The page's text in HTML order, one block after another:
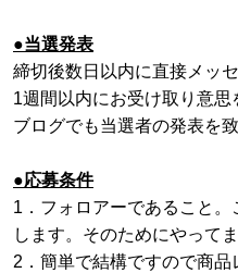
●当選発表
締切後数日以内に直接メッ
1週間以内にお受け取り意思
ブログでも当選者の発表を致
●応募条件
1．フォロアーであること
します。そのためにやってま
2．簡単で結構ですので商品